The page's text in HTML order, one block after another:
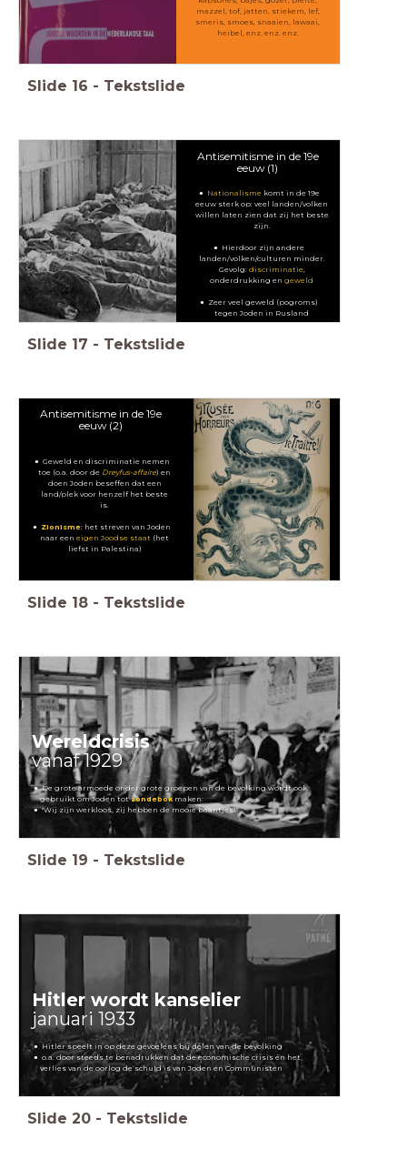
mazzel, tof, jatten, stiekem, lef,
smeris, smoes, snaaien, lawaai,
heibel, enz. enz. enz.
Slide 16 - Tekstslide
Antisemitisme in de 19e
eeuw (1)
Nationalismekomt in de 19e
eeuw sterk op: veel landen/volken
willen laten zien dat zij het beste
zijn.
Hierdoor zijn andere
landen/volken/culturen minder.
Gevolg: discriminatie,
onderdrukking engeweld
Zeer veel geweld (pogroms)
tegen Joden in Rusland
Slide 17 - Tekstslide
Antisemitisme in de 19e
eeuw (2)
Geweld en discriminatie nemen
toe (o.a. door de Dreyfus-affaire) en
doen Joden beseffen dat een
land/plek voor henzelf het beste
is.
Zionisme: het streven van Joden
naar eeneigen Joodse staat (het
liefst in Palestina)
Slide 18 - Tekstslide
Wereldcrisis
vanaf 1929
De grote armoede onder grote groepen van de bevolking wordt ook
gebruikt om Joden totzondebokmaken:
"Wij zijn werkloos, zij hebben de mooie baantjes!"
Slide 19 - Tekstslide
Hitler wordt kanselier
januari 1933
Hitler speelt in op deze gevoelens bij delen van de bevolking
o.a. door steeds te benadrukken dat de economische crisis én het
verlies van de oorlog de schuld is van Joden en Communisten
Slide 20 - Tekstslide